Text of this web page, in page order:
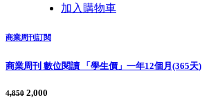
加入購物車
商業周刊訂閱
商業周刊 數位閱讀 「學生價」一年12個月(365天)
4,850 2,000